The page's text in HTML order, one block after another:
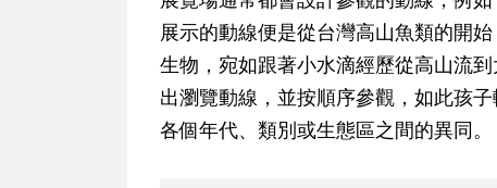
展示的動線便是從台灣高山魚類的開
生物，宛如跟著小水滴經歷從高山流
出瀏覽動線，並按順序參觀，如此孩
各個年代、類別或生態區之間的異同。